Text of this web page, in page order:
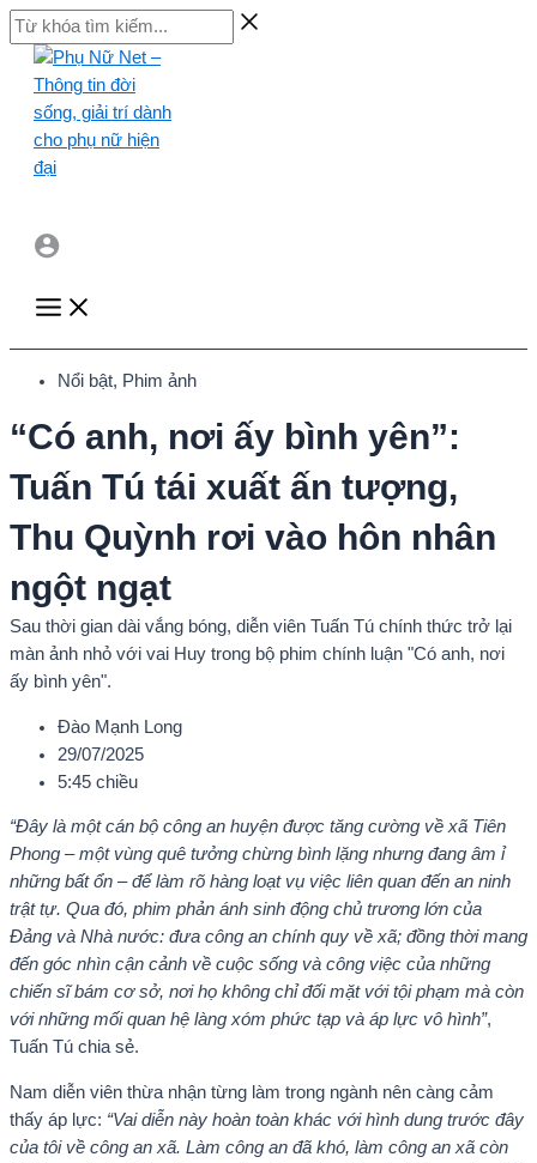
Skip
to
content
Từ
khóa
kiếm...
Main
Menu
Nổi bật, Phim ảnh
“Có anh, nơi ấy bình yên”:
Tuấn Tú tái xuất ấn tượng,
Thu Quỳnh rơi vào hôn nhân
ngột ngạt
Sau thời gian dài vắng bóng, diễn viên Tuấn Tú chính thức trở lại
màn ảnh nhỏ với vai Huy trong bộ phim chính luận "Có anh, nơi
ấy bình yên".
Đào Mạnh Long
29/07/2025
5:45 chiều
“Đây là một cán bộ công an huyện được tăng cường về xã Tiên
Phong – một vùng quê tưởng chừng bình lặng nhưng đang âm ỉ
những bất ổn – để làm rõ hàng loạt vụ việc liên quan đến an ninh
trật tự. Qua đó, phim phản ánh sinh động chủ trương lớn của
Đảng và Nhà nước: đưa công an chính quy về xã; đồng thời mang
đến góc nhìn cận cảnh về cuộc sống và công việc của những
chiến sĩ bám cơ sở, nơi họ không chỉ đối mặt với tội phạm mà còn
với những mối quan hệ làng xóm phức tạp và áp lực vô hình”,
Tuấn Tú chia sẻ.
Nam diễn viên thừa nhận từng làm trong ngành nên càng cảm
thấy áp lực: “Vai diễn này hoàn toàn khác với hình dung trước đây
của tôi về công an xã. Làm công an đã khó, làm công an xã còn